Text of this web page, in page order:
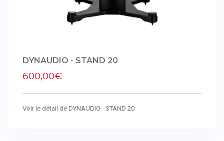
DYNAUDIO - STAND 20
600,00€
Voir le détail de DYNAUDIO - STAND 20